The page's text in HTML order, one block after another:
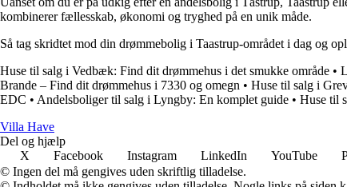
kombinerer fællesskab, økonomi og tryghed på en unik måde.
Så tag skridtet mod din drømmebolig i Taastrup-området i dag og
Huse til salg i Vedbæk: Find dit drømmehus i det smukke område •
Brande – Find dit drømmehus i 7330 og omegn • Huse til salg i
EDC • Andelsboliger til salg i Lyngby: En komplet guide • Huse til
Villa Have
Del og hjælp
X
Facebook Instagram LinkedIn YouTube
© Ingen del må gengives uden skriftlig tilladelse.